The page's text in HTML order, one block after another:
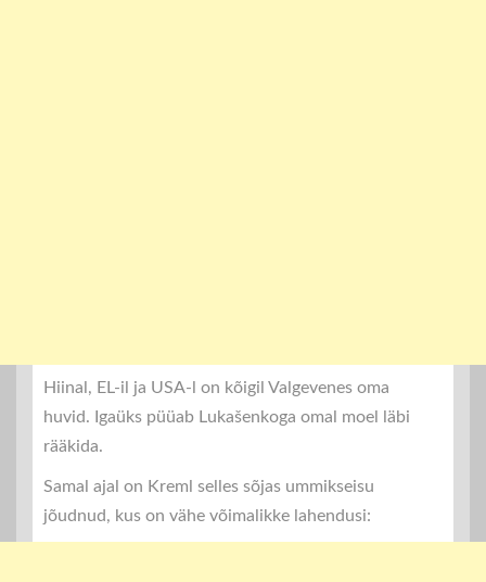
Hiinal, EL-il ja USA-l on kõigil Valgevenes oma
huvid. Igaüks püüab Lukašenkoga omal moel läbi
rääkida.
Samal ajal on Kreml selles sõjas ummikseisu
jõudnud, kus on vähe võimalikke lahendusi: